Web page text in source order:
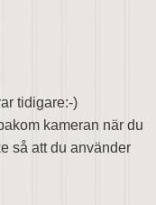
tidigare:-)
kameran när du
så att du använder